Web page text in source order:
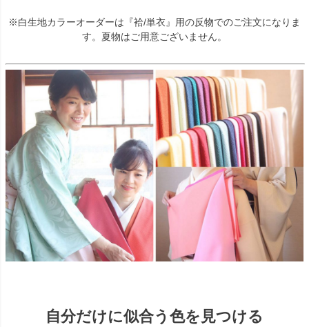
※白生地カラーオーダーは『袷/単衣』用の反物でのご注文になりま
す。夏物はご用意ございません。
自分だけに似合う色を見つける